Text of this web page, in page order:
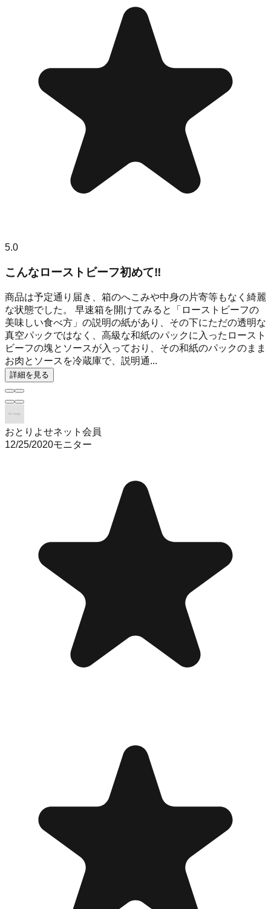
5.0
こんなローストビーフ初めて‼︎
商品は予定通り届き、箱のへこみや中身の片寄等もなく綺麗
な状態でした。 早速箱を開けてみると「ローストビーフの
美味しい食べ方」の説明の紙があり、その下にただの透明な
真空パックではなく、高級な和紙のパックに入ったロースト
ビーフの塊とソースが入っており、その和紙のパックのまま
お肉とソースを冷蔵庫で、説明通...
詳細を見る
おとりよせネット会員
12/25/2020モニター